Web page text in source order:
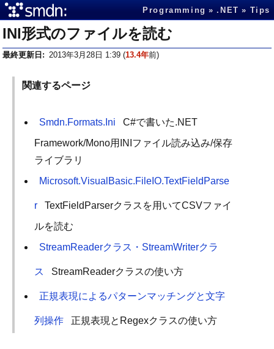
Programming .NET Tips
INI形式のファイルを読む
最終更新日 2013年3月28日 1:39 (13.4年前)
関連するページ
Smdn.Formats.Ini
C#で書いた.NET
Framework/Mono用INIファイル読み込み/保存
ライブラリ
Microsoft.VisualBasic.FileIO.TextFieldParse
r
TextFieldParserクラスを用いてCSVファイ
ルを読む
StreamReaderクラス・StreamWriterクラ
ス StreamReaderクラスの使い方
正規表現によるパターンマッチングと文字
列操作 正規表現とRegexクラスの使い方